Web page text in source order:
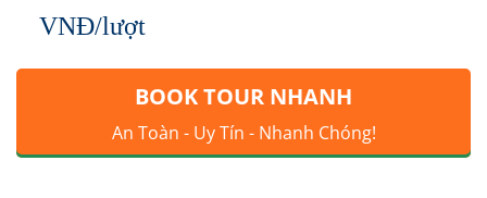
VNĐ/lượt
BOOK TOUR NHANH
An Toàn - Uy Tín - Nhanh Chóng!